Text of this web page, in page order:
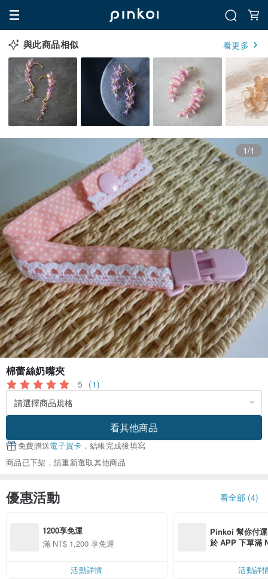
與此商品相似 看更多
1/1
棉蕾絲奶嘴夾
5 (1)
看其他商品
免費贈送電子賀卡 ，結帳完成後填寫
商品已下架，請重新選取其他商品
優惠活動 看全部 (4)
1200享免運
滿 NT$ 1,200 享免運
活動詳情
Pinkoi 幫你付
於 APP 下單滿
活動詳